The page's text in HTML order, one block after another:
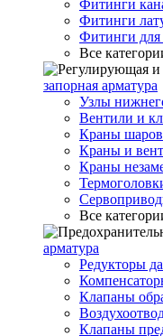
Фитинги
Фитинги
Фитинги для
Все
запорная арматура
Узлы
Вентили и
Краны
Краны и
Краны
Все
арматура
Редукторы
Клапаны
Клапаны